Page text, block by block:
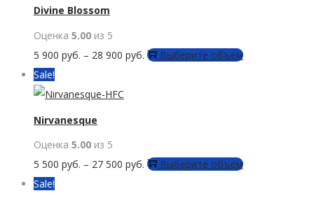
Divine Blossom
Оценка 5.00 из 5
5 900 руб. – 28 900 руб. Выберите объёмЭтот
можно
Sale!
Nirvanesque
Оценка 5.00 из 5
5 500 руб. – 27 500 руб. Выберите объёмЭтот
Sale!